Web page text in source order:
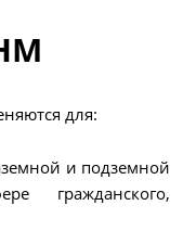
для:
и подземной
гражданского,